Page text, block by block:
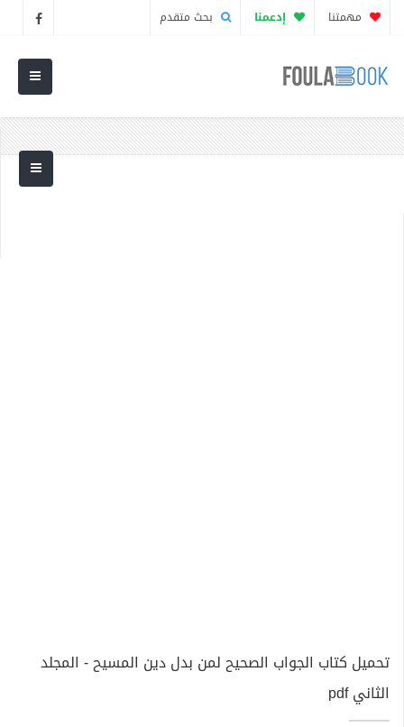
مهمتنا إدعمنا بحث متقدم
تحميل كتاب الجواب الصحيح لمن بدل دين المسيح - المجلد
الثاني pdf